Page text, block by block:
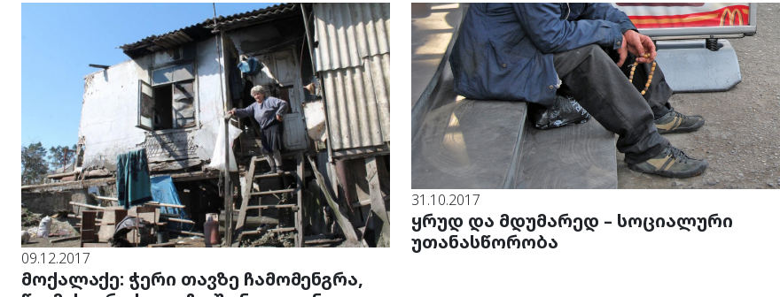
09.12.2017
მოქალაქე: ჭერი თავზე ჩამომენგრა,
31.10.2017
ყრუდ და მდუმარედ – სოციალური
უთანასწორობა